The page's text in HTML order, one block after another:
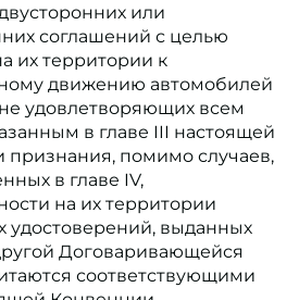
или
соглашений с целью
их территории к
движению автомобилей
удовлетворяющих всем
в главе III настоящей
признания, помимо случаев,
в главе IV,
на их территории
удостоверений, выданных
Договаривающейся
соответствующими